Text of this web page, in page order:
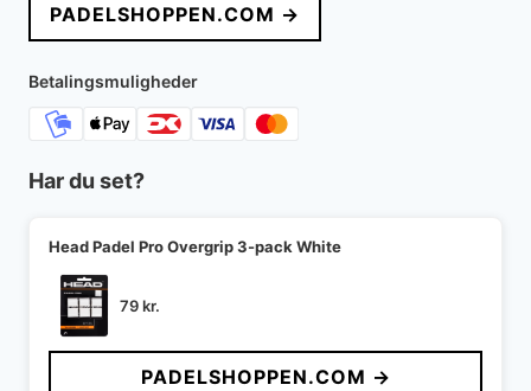
PADELSHOPPEN.COM →
Betalingsmuligheder
Har du set?
Head Padel Pro Overgrip 3-pack White
79kr.
PADELSHOPPEN.COM →